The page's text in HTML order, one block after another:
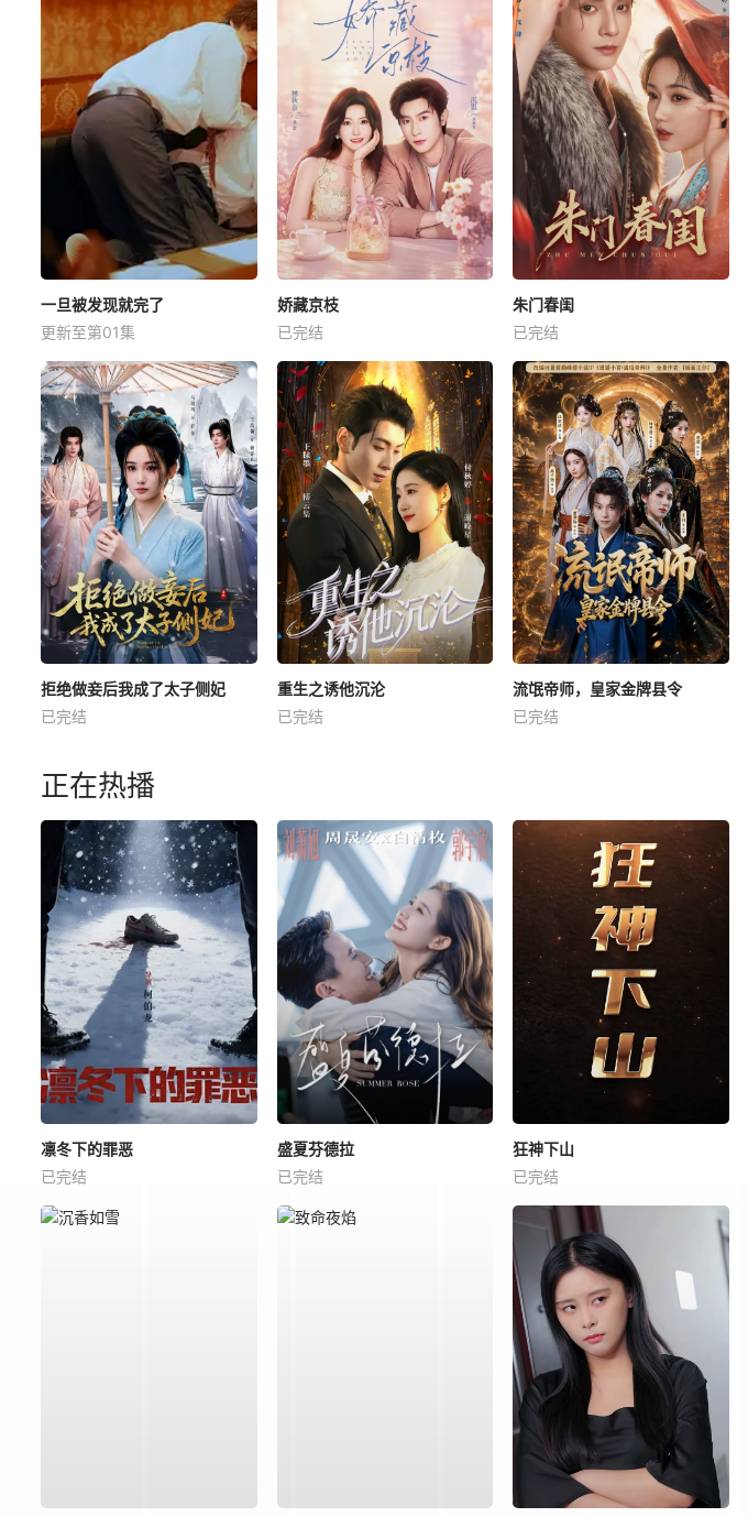
一旦被发现就完了
更新至第01集
娇藏京枝
已完结
朱门春闺
已完结
拒绝做妾后我成了太子侧妃
已完结
重生之诱他沉沦
已完结
流氓帝师，皇家金牌县令
已完结
正在热播
凛冬下的罪恶
已完结
盛夏芬德拉
已完结
狂神下山
已完结